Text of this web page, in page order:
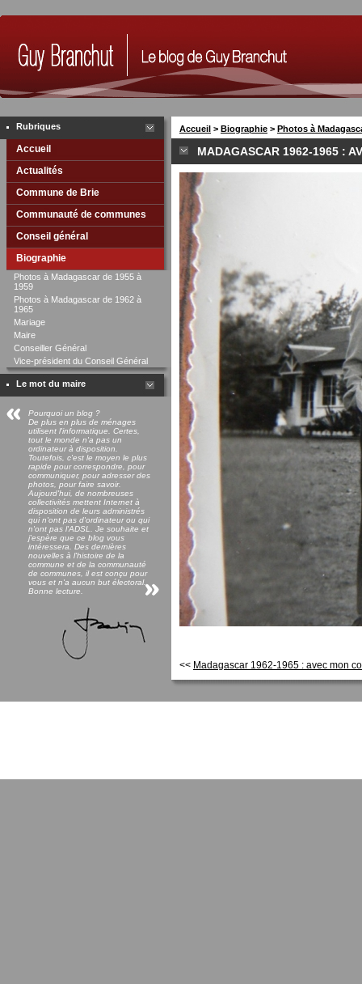
Rubriques
Accueil
Actualités
Commune de Brie
Communauté de communes
Conseil général
Biographie
Photos à Madagascar de 1955 à
1959
Photos à Madagascar de 1962 à
1965
Mariage
Maire
Conseiller Général
Vice-président du Conseil Général
Le mot du maire
Pourquoi un blog ?
De plus en plus de ménages
utilisent l'informatique. Certes,
tout le monde n'a pas un
ordinateur à disposition.
Toutefois, c'est le moyen le plus
rapide pour correspondre, pour
communiquer, pour adresser des
photos, pour faire savoir.
Aujourd'hui, de nombreuses
collectivités mettent Internet à
disposition de leurs administrés
qui n'ont pas d'ordinateur ou qui
n'ont pas l'ADSL. Je souhaite et
j'espère que ce blog vous
intéressera. Des dernières
nouvelles à l'histoire de la
commune et de la communauté
de communes, il est conçu pour
vous et n'a aucun but électoral.
Bonne lecture.
Accueil > Biographie > Photos à
MADAGASCAR 1962-1965 :
<< Madagascar 1962-1965 : avec mon